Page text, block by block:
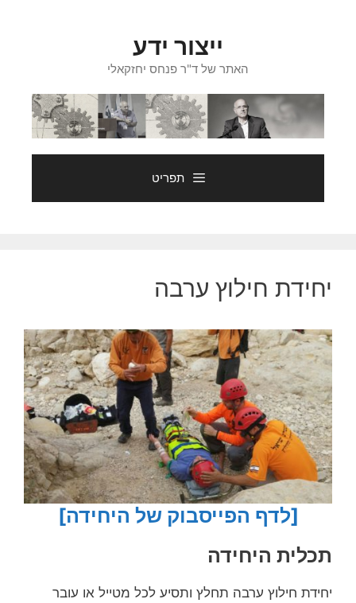
ייצור ידע
האתר של ד"ר פנחס יחזקאלי
תפריט
יחידת חילוץ ערבה
[לדף הפייסבוק של היחידה]
תכלית היחידה
יחידת חילוץ ערבה תחלץ ותסיע לכל מטייל או עובר